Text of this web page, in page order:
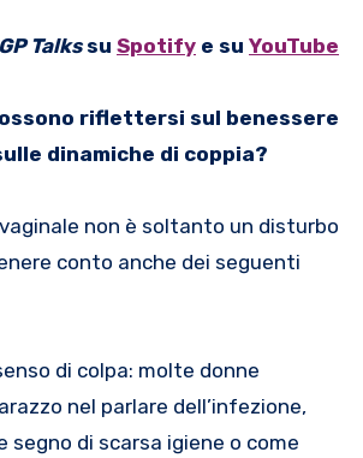
GP Talkssu Spotify e su YouTube
riflettersi sul benessere
dinamiche di coppia?
non è soltanto un disturbo
conto anche dei seguenti
di colpa: molte donne
nel parlare dell’infezione,
segno di scarsa igiene o come